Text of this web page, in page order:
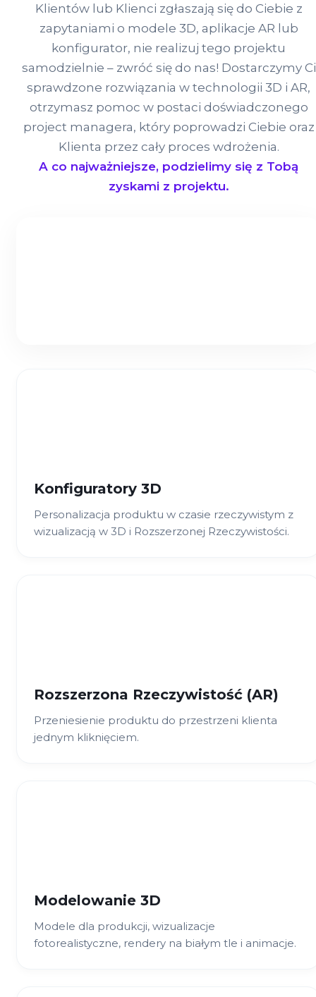
Klientów lub Klienci zgłaszają się do Ciebie z
zapytaniami o modele 3D, aplikacje AR lub
konfigurator, nie realizuj tego projektu
samodzielnie – zwróć się do nas! Dostarczymy Ci
sprawdzone rozwiązania w technologii 3D i AR,
otrzymasz pomoc w postaci doświadczonego
project managera, który poprowadzi Ciebie oraz
Klienta przez cały proces wdrożenia.
A co najważniejsze, podzielimy się z Tobą
zyskami z projektu.
Konfiguratory 3D
Personalizacja produktu w czasie rzeczywistym z
wizualizacją w 3D i Rozszerzonej Rzeczywistości.
Rozszerzona Rzeczywistość (AR)
Przeniesienie produktu do przestrzeni klienta
jednym kliknięciem.
Modelowanie 3D
Modele dla produkcji, wizualizacje
fotorealistyczne, rendery na białym tle i animacje.